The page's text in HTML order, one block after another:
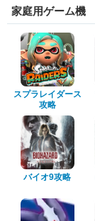
家庭用ゲーム機
スプラレイダース
攻略
バイオ9攻略